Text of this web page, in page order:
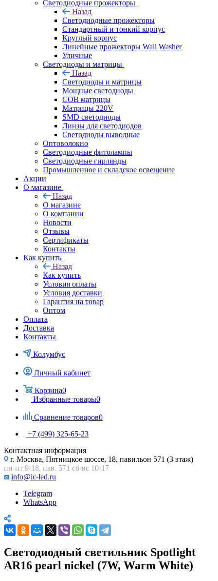
Светодиодные прожекторы
Назад
Светодиодные прожекторы
Стандартный и тонкий корпус
Круглый корпус
Линейные прожекторы Wall Washer
Уличные
Светодиоды и матрицы
Назад
Светодиоды и матрицы
Мощные светодиоды
COB матрицы
Матрицы 220V
SMD светодиоды
Линзы для светодиодов
Светодиоды выводные
Оптоволокно
Светодиодные фитолампы
Светодиодные гирлянды
Промышленное и складское освещение
Акции
О магазине
Назад
О магазине
О компании
Новости
Отзывы
Сертификаты
Контакты
Как купить
Назад
Как купить
Условия оплаты
Условия доставки
Гарантия на товар
Оптом
Оплата
Доставка
Контакты
Колумбус
Личный кабинет
Корзина0
Избранные товары0
Сравнение товаров0
+7 (499) 325-65-23
Контактная информация
г. Москва, Пятницкое шоссе, 18, павильон 571 (3 этаж)
пн-пт 9-18, пав. 571 сб-вс 10-17
info@ic-led.ru
Telegram
WhatsApp
Светодиодный светильник Spotlight
AR16 pearl nickel (7W, Warm White)